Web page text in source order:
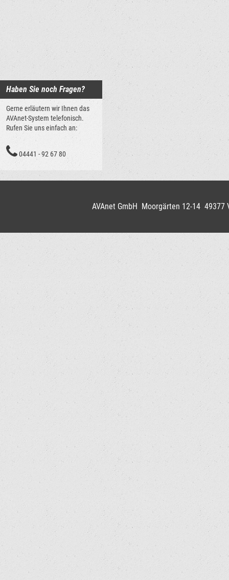
Haben Sie noch Fragen?
Gerne erläutern wir Ihnen das
AVAnet-System telefonisch.
Rufen Sie uns einfach an:
04441 - 92 67 80
AVAnet GmbH Moorgärten 12-14